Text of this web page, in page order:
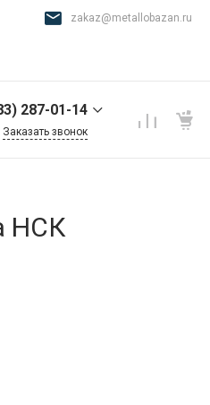
zakaz@metallobazan.ru
287-01-14
пн-пт
Заказать звонок
НСК